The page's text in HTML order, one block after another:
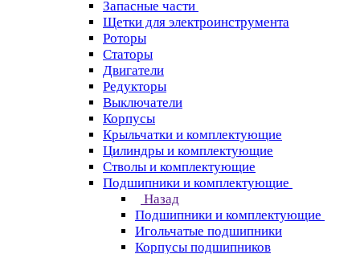
Запасные части
Щетки для электроинструмента
Роторы
Статоры
Двигатели
Редукторы
Выключатели
Корпусы
Крыльчатки и комплектующие
Цилиндры и комплектующие
Стволы и комплектующие
Подшипники и комплектующие
Назад
Подшипники и комплектующие
Игольчатые подшипники
Корпусы подшипников